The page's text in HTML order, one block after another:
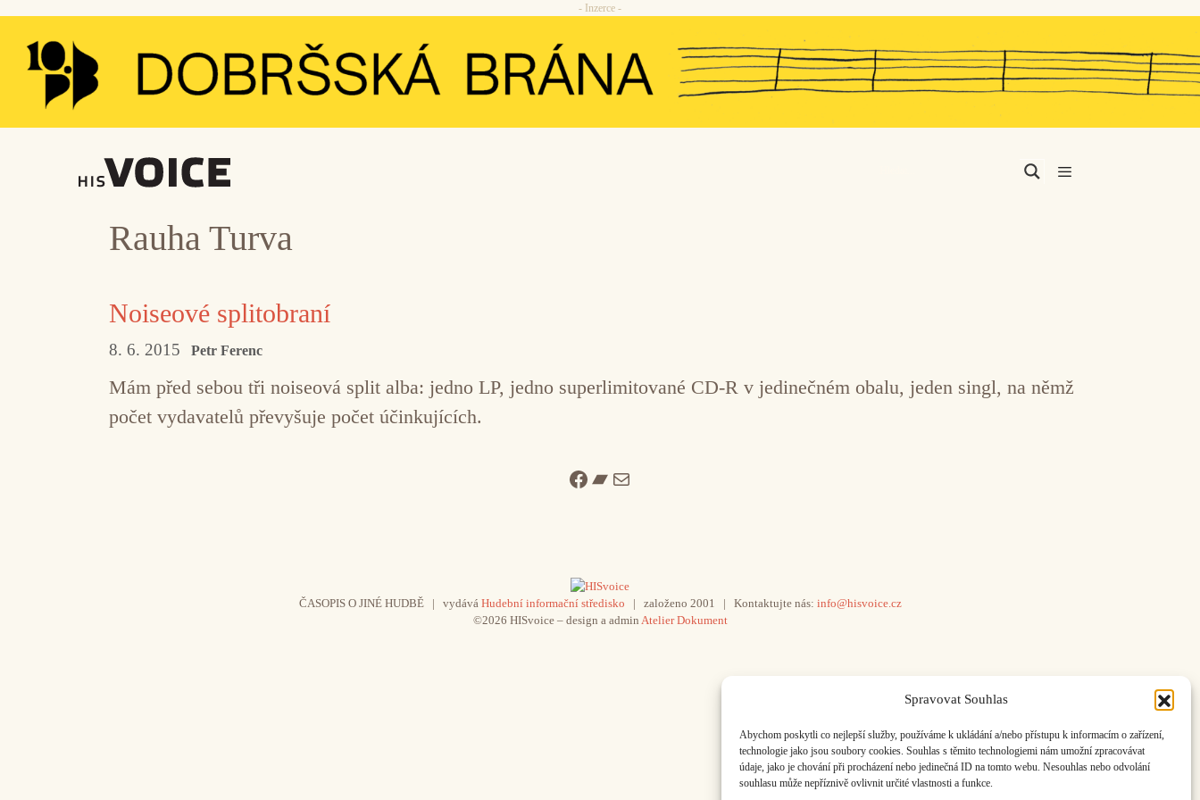
Spravovat Souhlas
Abychom poskytli co nejlepší služby, používáme k ukládání a/nebo přístupu k informacím o zařízení,
technologie jako jsou soubory cookies. Souhlas s těmito technologiemi nám umožní zpracovávat
údaje, jako je chování při procházení nebo jedinečná ID na tomto webu. Nesouhlas nebo odvolání
souhlasu může nepříznivě ovlivnit určité vlastnosti a funkce.
Přeskočit
obsah
- Inzerce -
Rauha Turva
Noiseové splitobraní
8. 6. 2015 Petr Ferenc
Mám před sebou tři noiseová split alba: jedno LP, jedno superlimitované CD-R v jedinečném obalu, jeden singl, na němž
počet vydavatelů převyšuje počet účinkujících.
Facebook
Bandcamp
Mail
ČASOPIS O JINÉ HUDBĚ | vydává Hudební informační středisko | založeno 2001 | Kontaktujte nás: info@hisvoice.cz
©2026 HISvoice – design a admin Atelier Dokument